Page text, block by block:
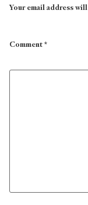
Your email address
Comment*